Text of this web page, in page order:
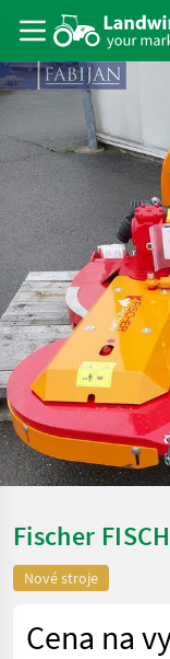
Fischer
Nové stroje
Cena na